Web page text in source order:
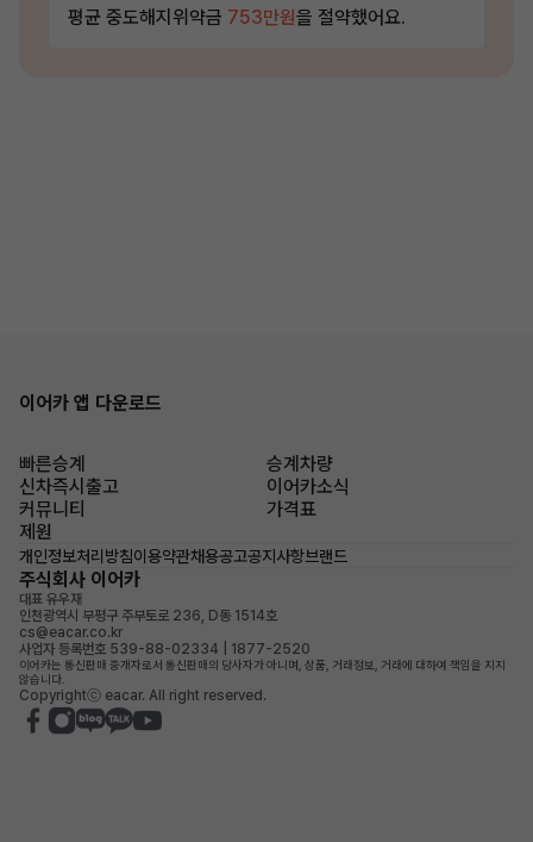
평균 중도해지위약금 753만원을 절약했어요.
이어카 앱 다운로드
빠른승계
승계차량
신차즉시출고
이어카소식
커뮤니티
가격표
제원
개인정보처리방침이용약관채용공고공지사항브랜드
주식회사 이어카
대표 유우재
인천광역시 부평구 주부토로 236, D동 1514호
cs@eacar.co.kr
사업자 등록번호 539-88-02334 | 1877-2520
이어카는 통신판매 중개자로서 통신판매의 당사자가 아니며, 상품, 거래정보, 거래에 대하여 책임을 지지
않습니다.
Copyrightⓒ eacar. All right reserved.